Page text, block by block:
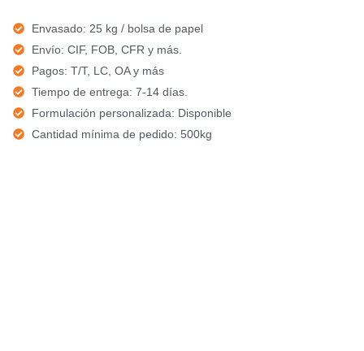
Envasado: 25 kg / bolsa de papel
Envío: CIF, FOB, CFR y más.
Pagos: T/T, LC, OA y más
Tiempo de entrega: 7-14 días.
Formulación personalizada: Disponible
Cantidad mínima de pedido: 500kg